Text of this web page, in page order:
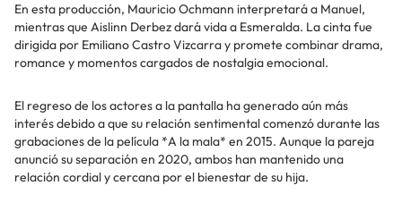
En esta producción, Mauricio Ochmann interpretará a Manuel,
mientras que Aislinn Derbez dará vida a Esmeralda. La cinta fue
dirigida por Emiliano Castro Vizcarra y promete combinar drama,
romance y momentos cargados de nostalgia emocional.
El regreso de los actores a la pantalla ha generado aún más
interés debido a que su relación sentimental comenzó durante las
grabaciones de la película *A la mala* en 2015. Aunque la pareja
anunció su separación en 2020, ambos han mantenido una
relación cordial y cercana por el bienestar de su hija.